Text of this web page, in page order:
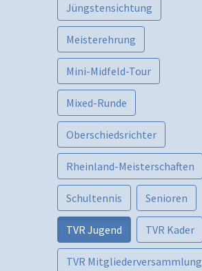
Jüngstensichtung
Meisterehrung
Mini-Midfeld-Tour
Mixed-Runde
Oberschiedsrichter
Rheinland-Meisterschaften
Schultennis Senioren
TVR Jugend TVR Kader
TVR Mitgliederversammlung